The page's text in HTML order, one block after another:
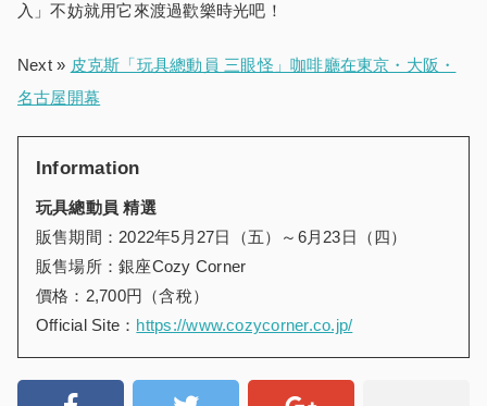
入」不妨就用它來渡過歡樂時光吧！
Next » 皮克斯「玩具總動員 三眼怪」咖啡廳在東京・大阪・
名古屋開幕
Information
玩具總動員 精選
販售期間：2022年5月27日（五）～6月23日（四）
販售場所：銀座Cozy Corner
價格：2,700円（含稅）
Official Site： https://www.cozycorner.co.jp/